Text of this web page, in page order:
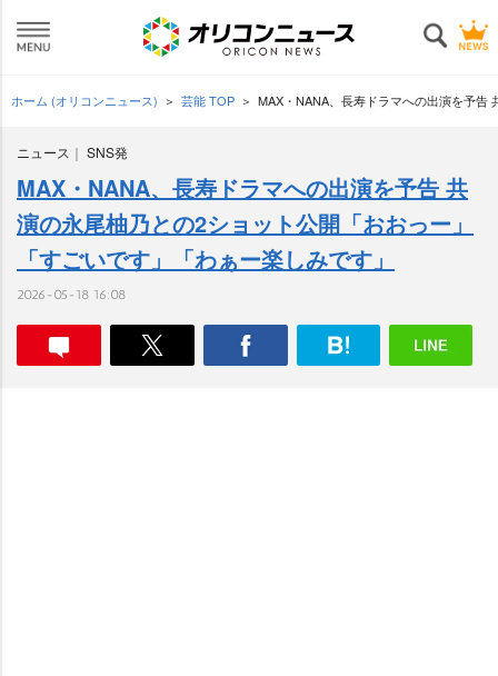
ホーム (オリコンニュース) 芸能 TOP MAX・NANA、長寿ドラマへの出演を予告
ニュース SNS発
MAX・NANA、長寿ドラマへの出演を予告 共
演の永尾柚乃との2ショット公開「おおっー」
「すごいです」「わぁー楽しみです」
2026-05-18 16:08